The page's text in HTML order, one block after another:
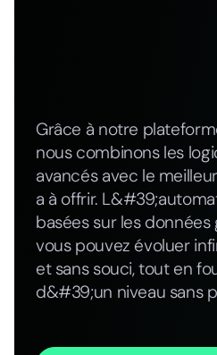
Grâce à notre
nous combinons les
avancés avec le
a à offrir.
basées sur les
vous pouvez évoluer
et sans souci, tout en
d&#39;un niveau sans